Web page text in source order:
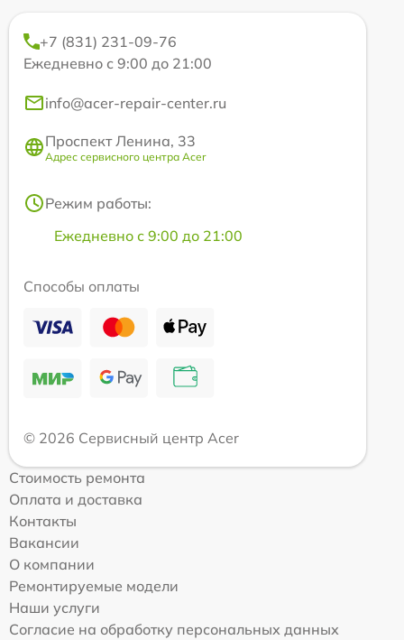
+7 (831) 231-09-76
Ежедневно с 9:00 до 21:00
info@acer-repair-center.ru
Проспект Ленина, 33
Адрес сервисного центра Acer
Режим работы:
Ежедневно с 9:00 до 21:00
Способы оплаты
© 2026 Сервисный центр Acer
Стоимость ремонта
Оплата и доставка
Контакты
Вакансии
О компании
Ремонтируемые модели
Наши услуги
Согласие на обработку персональных данных